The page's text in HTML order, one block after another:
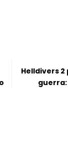
Helldivers